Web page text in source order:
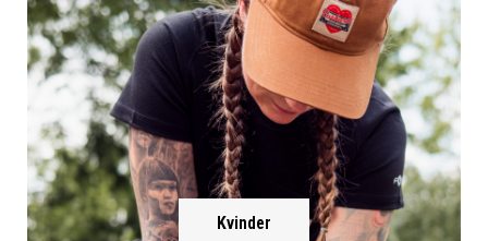
Kvinder